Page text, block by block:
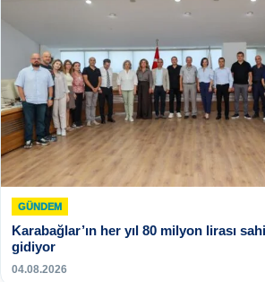
GÜNDEM
Karabağlar’ın her yıl 80 milyon lirası
gidiyor
04.08.2026